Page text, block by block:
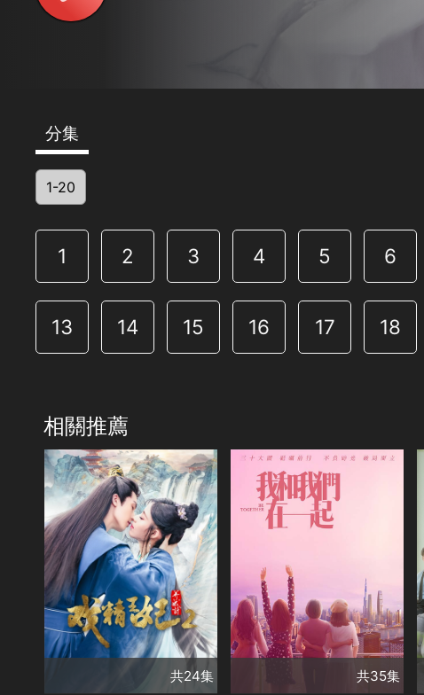
分集
1-20
1 2 3 4 5 6
13 14 15 16 17 18
相關推薦
共24集
演員
董芷依
曹峻祥
葛雪希
徐佳靜
類別
古裝及歷史劇
甜寵愛情❤️
精彩陸劇
共24集
演員
孫怡 張彬彬
馬栗
杜雨宸
張雯
李泊文
涂松岩
劉宥暢
錢泳辰
安戈
付嘉
劉夢珂
任洛敏
陳旭明
類別
甜寵愛情❤️
精彩陸劇
共35集